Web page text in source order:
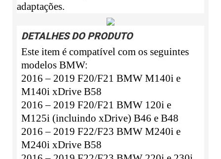
adaptações.
DETALHES DO PRODUTO
Este item é compatível com os seguintes
modelos BMW:
2016 – 2019 F20/F21 BMW M140i e
M140i xDrive B58
2016 – 2019 F20/F21 BMW 120i e
M125i (incluindo xDrive) B46 e B48
2016 – 2019 F22/F23 BMW M240i e
M240i xDrive B58